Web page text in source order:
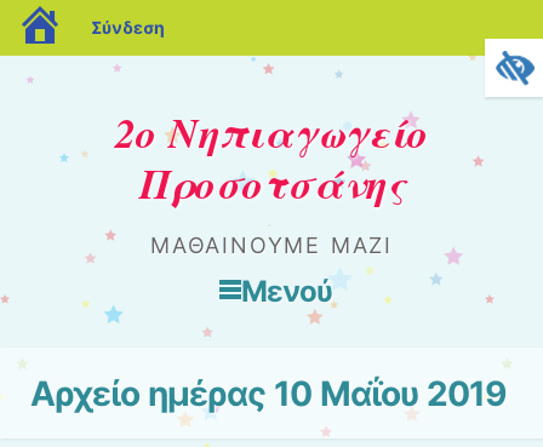
blogs.sch.gr
Σύνδεση
2ο Νηπιαγωγείο
Προσοτσάνης
ΜΑΘΑΊΝΟΥΜΕ ΜΑΖΊ
Μενού
Μετάβαση στο περιεχόμενο
Αρχείο ημέρας 10 Μαΐου 2019